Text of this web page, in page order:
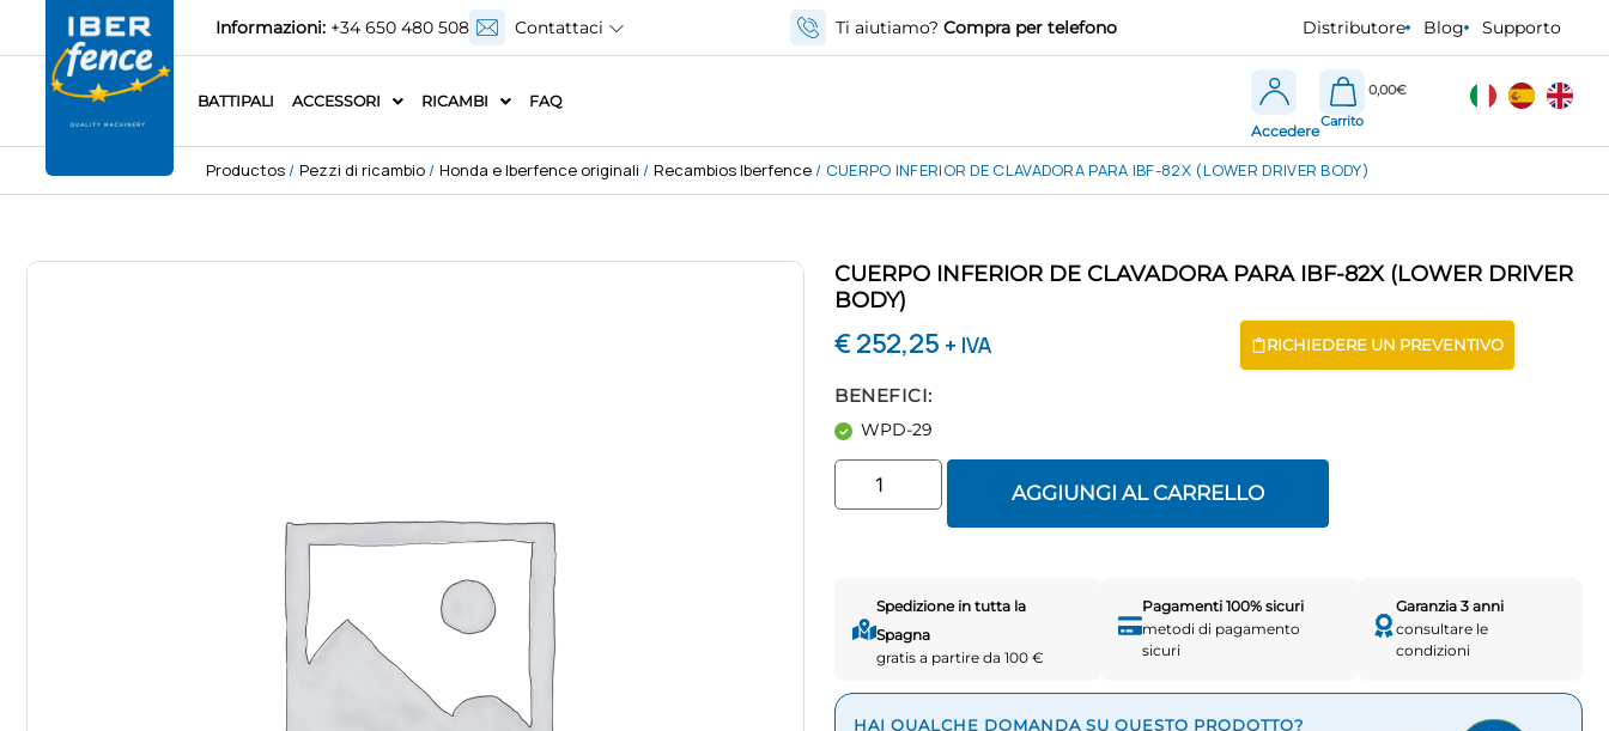
Informazioni: +34 650 480 508 Contattaci Ti aiutiamo? Compra per telefono Distributore Blog Supporto
BATTIPALI ACCESSORI RICAMBI
FAQ
Accedere
€
0,00
Productos / Pezzi di ricambio/ Honda e Iberfence originali / Recambios Iberfence/ CUERPO INFERIOR DE CLAVADORA PARA IBF-82X (LOWER DRIVER BODY)
CUERPO INFERIOR DE CLAVADORA PARA IBF-82X (LOWER DRIVER
BODY)
€252,25 + IVA RICHIEDERE UN PREVENTIVO
BENEFICI:
WPD-29
AGGIUNGI AL CARRELLO
Spedizione in tutta la
Spagna
gratis a partire da 100 €
Pagamenti 100% sicuri
metodi di pagamento
sicuri
Garanzia 3 anni
consultare le
condizioni
HAI QUALCHE DOMANDA SU QUESTO PRODOTTO?